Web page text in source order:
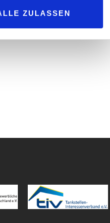
ZULASSEN
dieses Volumen erspart der
Ein wichtiger Aspekt –
Feinstaubpartikeln.